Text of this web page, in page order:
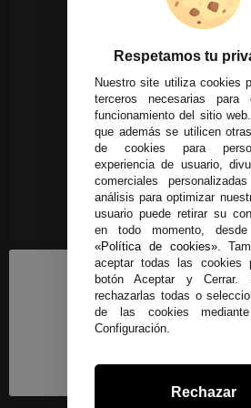
Respetamos tu
Nuestro site utiliza cookies
terceros necesarias para
funcionamiento del sitio
que además se utilicen
de cookies para
experiencia de usuario,
comerciales
análisis para optimizar
usuario puede retirar su
en todo momento,
«Política de cookies».
aceptar todas las cookies
botón Aceptar y Cerrar.
rechazarlas todas o
de las cookies
Configuración.
Rechazar